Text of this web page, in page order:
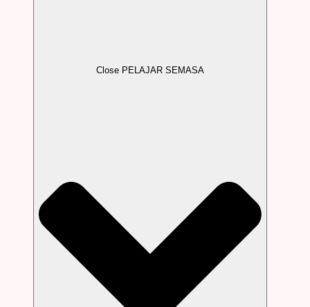
Close PELAJAR SEMASA